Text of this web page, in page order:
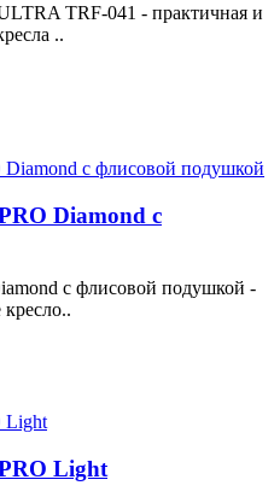
TRF-041 - практичная и
..
Diamond c
c флисовой подушкой -
кресло..
Light